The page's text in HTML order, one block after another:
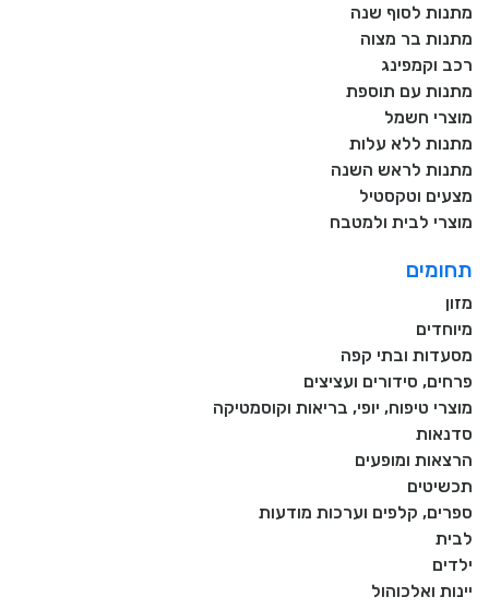
מתנות לסוף שנה
מתנות בר מצוה
רכב וקמפינג
מתנות עם תוספת
מוצרי חשמל
מתנות ללא עלות
מתנות לראש השנה
מצעים וטקסטיל
מוצרי לבית ולמטבח
תחומים
מזון
מיוחדים
מסעדות ובתי קפה
פרחים, סידורים ועציצים
מוצרי טיפוח, יופי, בריאות וקוסמטיקה
סדנאות
הרצאות ומופעים
תכשיטים
ספרים, קלפים וערכות מודעות
לבית
ילדים
יינות ואלכוהול